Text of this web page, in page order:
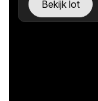
Bekijk lot